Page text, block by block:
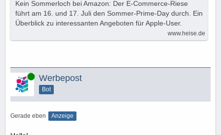
Kein Sommerloch bei Amazon: Der E-Commerce-Riese
führt am 16. und 17. Juli den Sommer-Prime-Day durch. Ein
Überblick zu interessanten Angeboten für Apple-User.
www.heise.de
Online Werbepost
Bot
Gerade eben Anzeige